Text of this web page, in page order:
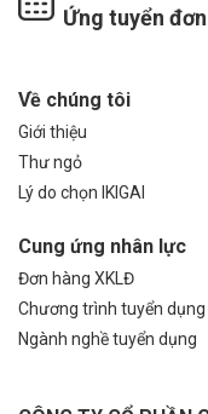
Ứng tuyển
Về chúng tôi
Giới thiệu
Thư ngỏ
Lý do chọn IKIGAI
Cung ứng nhân lực
Đơn hàng XKLĐ
Chương trình tuyển dụng
Ngành nghề tuyển dụng